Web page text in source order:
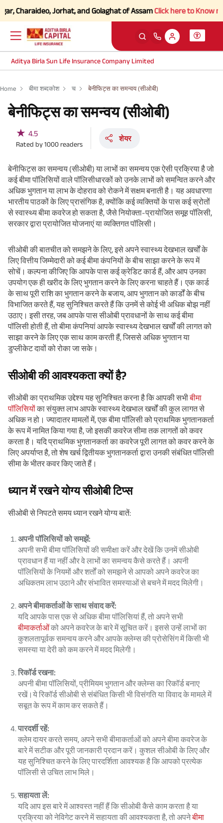
Jorhat, and Golaghat of AssamClick here to Know more.
Aditya Birla Sun Life Insurance Company Limited
Home बीमा शब्दकोश च बेनीफिट्स का समन्वय (सीओबी)
बेनीफिट्स का समन्वय (सीओबी)
★ 4.5
Rated by1000 readers
शेयर
बेनीफिट्स का समन्वय (सीओबी) या लाभों का समन्वय एक ऐसी प्रक्रिया है जो
कई बीमा पॉलिसियों वाले पॉलिसीधारकों को उनके लाभों को समन्वित करने और
अधिक भुगतान या लाभ के दोहराव को रोकने में सक्षम बनाती है। यह अवधारणा
भारतीय पाठकों के लिए प्रासंगिक है, क्योंकि कई व्यक्तियों के पास कई स्रोतों
से स्वास्थ्य बीमा कवरेज हो सकता है, जैसे नियोक्ता-प्रायोजित समूह पॉलिसी,
सरकार द्वारा प्रायोजित योजनाएं या व्यक्तिगत पॉलिसी।
सीओबी की बातचीत को समझने के लिए, इसे अपने स्वास्थ्य देखभाल खर्चों के
लिए वित्तीय जिम्मेदारी को कई बीमा कंपनियों के बीच साझा करने के रूप में
सोचें। कल्पना कीजिए कि आपके पास कई क्रेडिट कार्ड हैं, और आप उनका
उपयोग एक ही खरीद के लिए भुगतान करने के लिए करना चाहते हैं। एक कार्ड
के साथ पूरी राशि का भुगतान करने के बजाय, आप भुगतान को कार्डों के बीच
विभाजित करते हैं, यह सुनिश्चित करते हैं कि उनमें से कोई भी अधिक बोझ नहीं
उठाए। इसी तरह, जब आपके पास सीओबी प्रावधानों के साथ कई बीमा
पॉलिसी होती हैं, तो बीमा कंपनियां आपके स्वास्थ्य देखभाल खर्चों की लागत को
साझा करने के लिए एक साथ काम करती हैं, जिससे अधिक भुगतान या
डुप्लीकेट दावों को रोका जा सके।
सीओबी की आवश्यकता क्यों है?
सीओबी का प्राथमिक उद्देश्य यह सुनिश्चित करना है कि आपकी सभीबीमा
पॉलिसियोंका संयुक्त लाभ आपके स्वास्थ्य देखभाल खर्चों की कुल लागत से
अधिक न हो। ज्यादातर मामलों में, एक बीमा पॉलिसी को प्राथमिक भुगतानकर्ता
के रूप में नामित किया गया है, जो इसकी कवरेज सीमा तक लागतों को कवर
करता है। यदि प्राथमिक भुगतानकर्ता का कवरेज पूरी लागत को कवर करने के
लिए अपर्याप्त है, तो शेष खर्च द्वितीयक भुगतानकर्ता द्वारा उनकी संबंधित पॉलिसी
सीमा के भीतर कवर किए जाते हैं।
ध्यान में रखने योग्य सीओबी टिप्स
सीओबी से निपटते समय ध्यान रखने योग्य बातें:
अपनी पॉलिसियों को समझें:
अपनी सभी बीमा पॉलिसियों की समीक्षा करें और देखें कि उनमें सीओबी
प्रावधान हैं या नहीं और वे लाभों का समन्वय कैसे करते हैं। अपनी
पॉलिसियों के नियमों और शर्तों को समझने से आपको अपने कवरेज का
अधिकतम लाभ उठाने और संभावित समस्याओं से बचने में मदद मिलेगी।
अपने बीमाकर्ताओं के साथ संवाद करें:
यदि आपके पास एक से अधिक बीमा पॉलिसियां ​​​​हैं, तो अपने सभी
बीमाकर्ताओंको अपने कवरेज के बारे में सूचित करें। इससे उन्हें लाभों का
कुशलतापूर्वक समन्वय करने और आपके क्लेम्स की प्रोसेसिंग में किसी भी
समस्या या देरी को कम करने में मदद मिलेगी।
रिकॉर्ड रखना:
अपनी बीमा पॉलिसियों, प्रीमियम भुगतान और क्लेम्स का रिकॉर्ड बनाए
रखें।ये रिकॉर्ड सीओबी से संबंधित किसी भी विसंगति या विवाद के मामले में
सबूत के रूप में काम कर सकते हैं।
पारदर्शी रहें:
क्लेम दायर करते समय, अपने सभी बीमाकर्ताओं को अपने बीमा कवरेज के
बारे में सटीक और पूरी जानकारी प्रदान करें। कुशल सीओबी के लिए और
यह सुनिश्चित करने के लिए पारदर्शिता आवश्यक है कि आपको प्रत्येक
पॉलिसी से उचित लाभ मिले।
सहायता लें:
यदि आप इस बारे में आश्वस्त नहीं हैं कि सीओबी कैसे काम करता है या
प्रक्रिया को नेविगेट करने में सहायता की आवश्यकता है, तो अपनेबीमा